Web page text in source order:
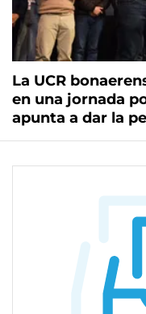
La UCR
en una jornada
apunta a dar la